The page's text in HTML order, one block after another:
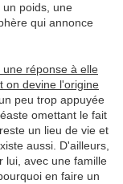
poids, une
qui annonce
réponse à elle
on devine l'origine
peu trop appuyée
omettant le fait
un lieu de vie et
aussi. D'ailleurs,
lui, avec une famille
en faire un